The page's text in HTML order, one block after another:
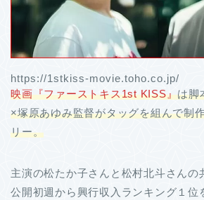
https://1stkiss-movie.toho.co.jp/
映画『ファーストキス1st KISS』は脚
×塚原あゆみ監督がタッグを組んで制
リー。
主演の松たか子さんと松村北斗さんの
公開初週から興行収入ランキング１位